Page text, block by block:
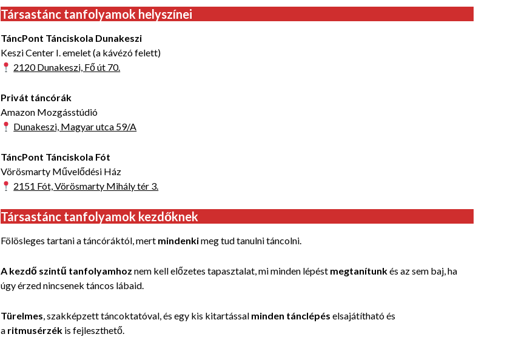
Társastánc tanfolyamok helyszínei
TáncPont Tánciskola Dunakeszi
Keszi Center I. emelet (a kávézó felett)
2120 Dunakeszi, Fő út 70.
Privát táncórák
Amazon Mozgásstúdió
Dunakeszi, Magyar utca 59/A
TáncPont Tánciskola Fót
Vörösmarty Művelődési Ház
2151 Fót, Vörösmarty Mihály tér 3.
Társastánc tanfolyamok kezdőknek
Fölösleges tartani a táncóráktól, mert mindenkimeg tud tanulni táncolni.
A kezdő szintű tanfolyamhoz nem kell előzetes tapasztalat, mi minden lépést megtanítunkés az sem baj, ha
úgy érzed nincsenek táncos lábaid.
Türelmes, szakképzett táncoktatóval, és egy kis kitartással minden tánclépés elsajátítható és
a ritmusérzék is fejleszthető.